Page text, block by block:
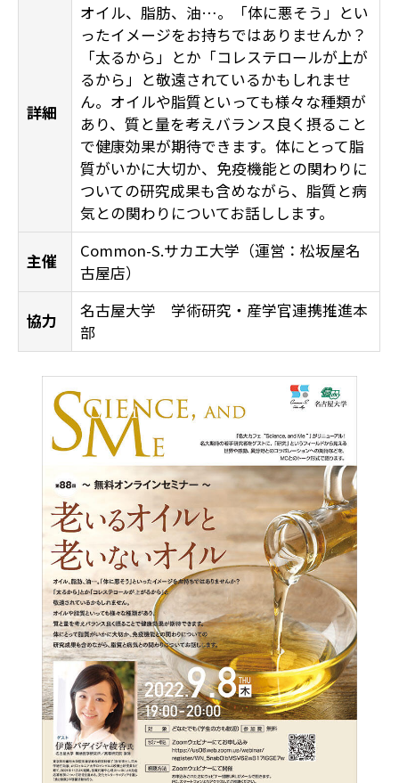
詳細
オイル、脂肪、油…。「体に悪そう」とい
ったイメージをお持ちではありませんか？
「太るから」とか「コレステロールが上が
るから」と敬遠されているかもしれませ
ん。オイルや脂質といっても様々な種類が
あり、質と量を考えバランス良く摂ること
で健康効果が期待できます。体にとって脂
質がいかに大切か、免疫機能との関わりに
ついての研究成果も含めながら、脂質と病
気との関わりについてお話しします。
主催
Common-S.サカエ大学（運営：松坂屋名
古屋店）
協力
名古屋大学 学術研究・産学官連携推進本
部